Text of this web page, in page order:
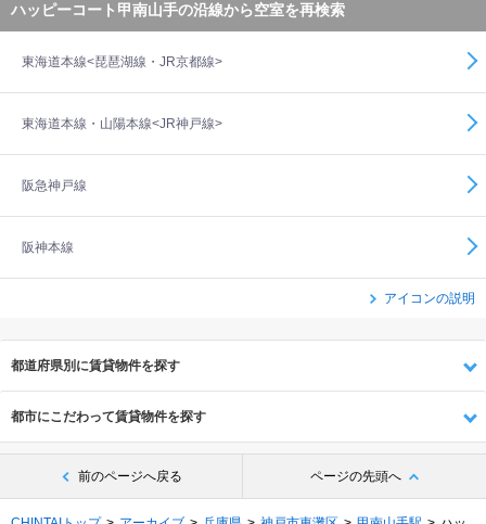
ハッピーコート甲南山手の沿線から空室を再検索
東海道本線<琵琶湖線・JR京都線>
東海道本線・山陽本線<JR神戸線>
阪急神戸線
阪神本線
アイコンの説明
都道府県別に賃貸物件を探す
都市にこだわって賃貸物件を探す
前のページへ戻る ページの先頭へ